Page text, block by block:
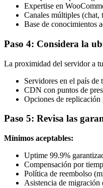
Expertise en
Canales múltiples (chat,
Base de conocimientos
Paso 4: Considera la
La proximidad del servidor a
Servidores en el país
CDN con puntos de
Opciones de replicación
Paso 5: Revisa las
Mínimos aceptables:
Uptime 99.9%
Compensación por
Política de reembolso
Asistencia de migración